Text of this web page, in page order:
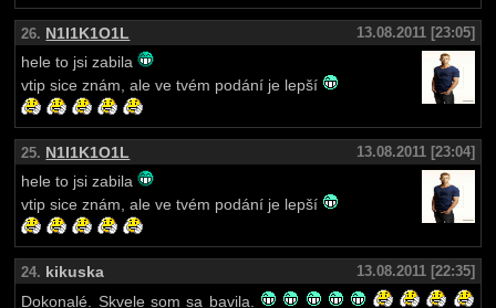
26. N1I1K1O1L
13.08.2011 [23:05]
hele to jsi zabila
vtip sice znám, ale ve tvém podání je lepší
25. N1I1K1O1L
13.08.2011 [23:04]
hele to jsi zabila
vtip sice znám, ale ve tvém podání je lepší
24. kikuska
13.08.2011 [22:35]
Dokonalé. Skvele som sa bavila.